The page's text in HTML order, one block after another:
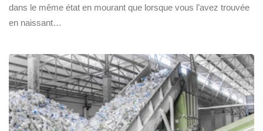
dans le même état en mourant que lorsque vous l’avez trouvée
en naissant…